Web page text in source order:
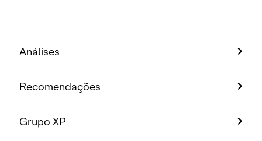
Análises
Recomendações
Grupo XP